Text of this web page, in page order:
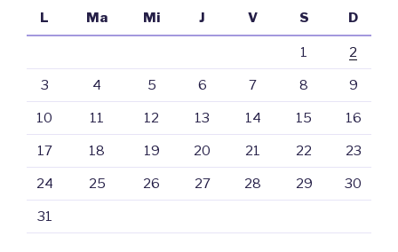
L
Ma Mi J V S D
1 2
3 4 5 6 7 8 9
10 11 12 13 14 15 16
17 18 19 20 21 22 23
24 25 26 27 28 29 30
31